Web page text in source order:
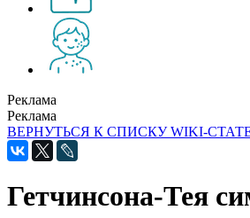
Реклама
Реклама
ВЕРНУТЬСЯ К СПИСКУ WIKI-
Гетчинсона-Тея